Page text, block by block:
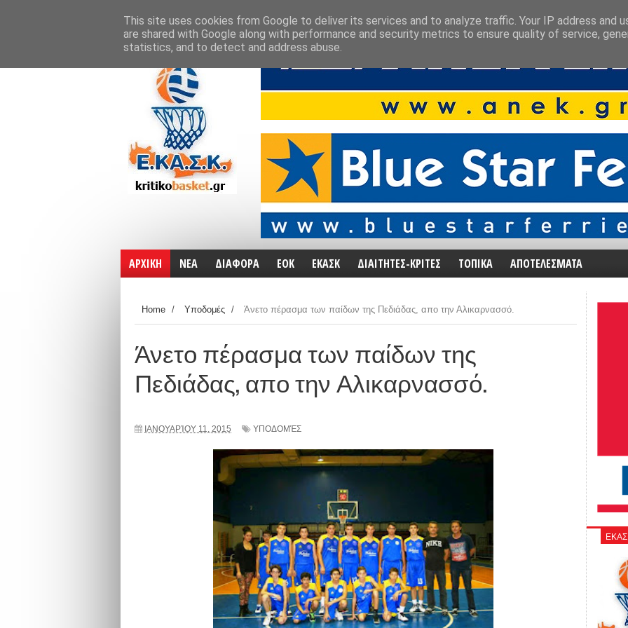
ΑΡΧΙΚΗ ΝΕΑ ΔΙΑΦΟΡΑ ΕΟΚ ΕΚΑΣΚ ΔΙΑΙΤΗΤΕΣ-ΚΡΙΤΕΣ ΤΟΠΙΚΑ ΑΠΟΤΕΛΕΣΜΑΤΑ
Home / Υποδομές / Άνετο πέρασμα των παίδων της Πεδιάδας, απο την Αλικαρνασσό.
Άνετο πέρασμα των παίδων της
Πεδιάδας, απο την Αλικαρνασσό.
ΙΑΝΟΥΑΡΊΟΥ 11, 2015 ΥΠΟΔΟΜΈΣ
This site uses cookies from Google to deliver its services and to analyze traffic. Your IP address and
are shared with Google along with performance and security metrics to ensure quality of service,
statistics, and to detect and address abuse.